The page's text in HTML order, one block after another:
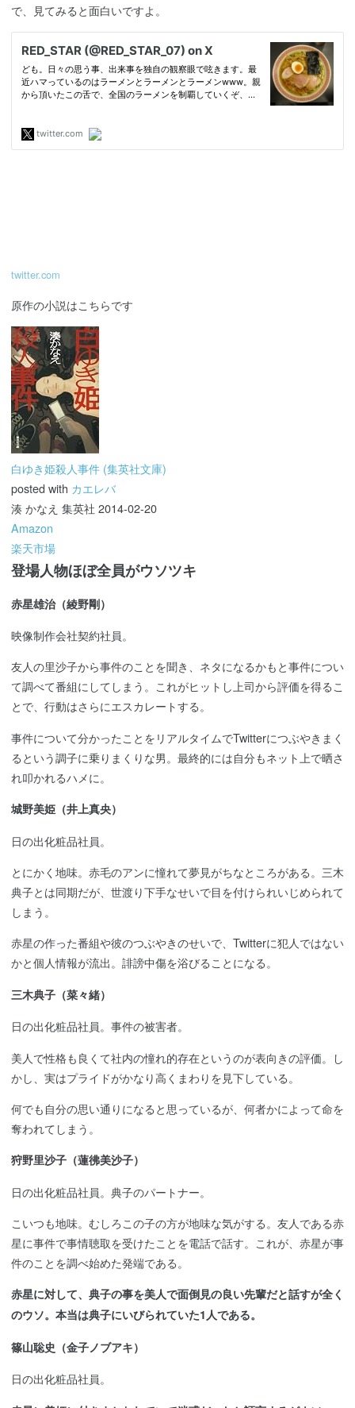
で、見てみると面白いですよ。
twitter.com
原作の小説はこちらです
白ゆき姫殺人事件 (集英社文庫)
posted with カエレバ
湊 かなえ 集英社 2014-02-20
Amazon
楽天市場
登場人物ほぼ全員がウソツキ
赤星雄治（綾野剛）
映像制作会社契約社員。
友人の里沙子から事件のことを聞き、ネタになるかもと事件につい
て調べて番組にしてしまう。これがヒットし上司から評価を得るこ
とで、行動はさらにエスカレートする。
事件について分かったことをリアルタイムでTwitterにつぶやきまく
るという調子に乗りまくりな男。最終的には自分もネット上で晒さ
れ叩かれるハメに。
城野美姫（井上真央）
日の出化粧品社員。
とにかく地味。赤毛のアンに憧れて夢見がちなところがある。三木
典子とは同期だが、世渡り下手なせいで目を付けられいじめられて
しまう。
赤星の作った番組や彼のつぶやきのせいで、Twitterに犯人ではない
かと個人情報が流出。誹謗中傷を浴びることになる。
三木典子（菜々緒）
日の出化粧品社員。事件の被害者。
美人で性格も良くて社内の憧れ的存在というのが表向きの評価。し
かし、実はプライドがかなり高くまわりを見下している。
何でも自分の思い通りになると思っているが、何者かによって命を
奪われてしまう。
狩野里沙子（蓮彿美沙子）
日の出化粧品社員。典子のパートナー。
こいつも地味。むしろこの子の方が地味な気がする。友人である赤
星に事件で事情聴取を受けたことを電話で話す。これが、赤星が事
件のことを調べ始めた発端である。
赤星に対して、典子の事を美人で面倒見の良い先輩だと話すが全く
のウソ。本当は典子にいびられていた1人である。
篠山聡史（金子ノブアキ）
日の出化粧品社員。